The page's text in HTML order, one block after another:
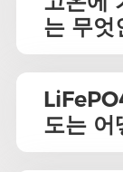
는 무엇
도는 어